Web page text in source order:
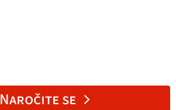
Naročite se